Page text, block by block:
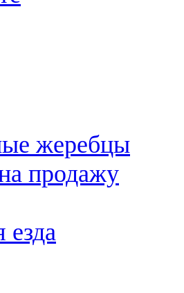
жеребцы
продажу
езда